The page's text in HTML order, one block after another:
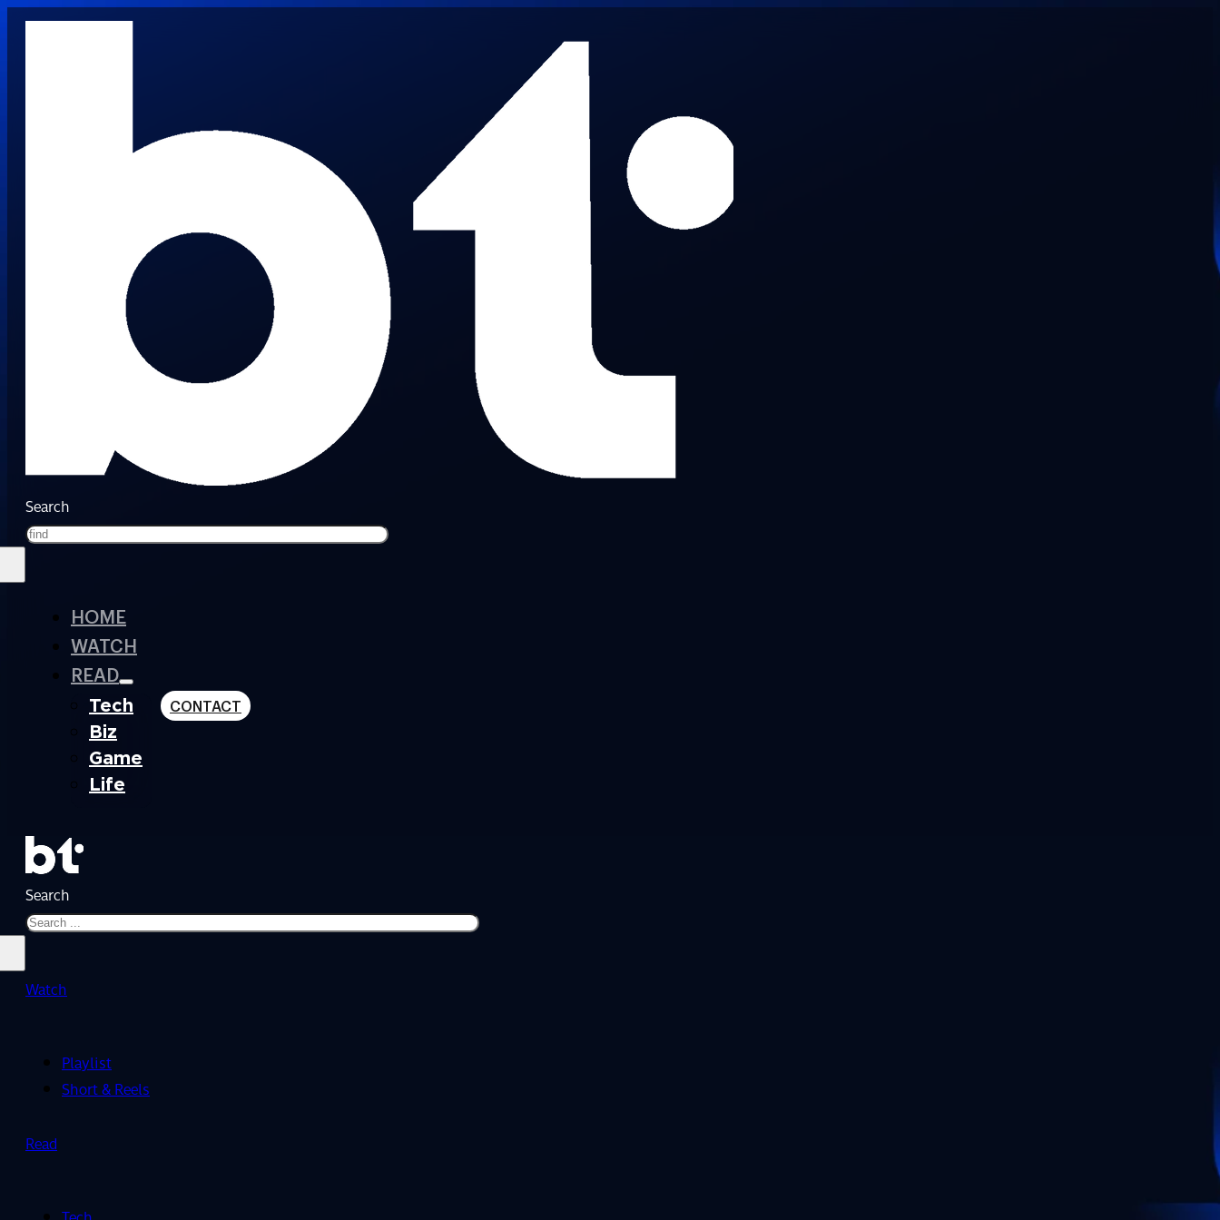
Search
HOME
WATCH
READ
Tech
Biz
Game
Life
CONTACT
Search
Watch
Playlist
Short & Reels
Read